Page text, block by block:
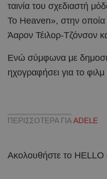
ταινία του σχεδιαστή
To Heaven», στην οποία
Άαρον Τέιλορ-Τζόνσον
Eνώ σύμφωνα με
ηχογραφήσει για το φιλμ
ΠΕΡΙΣΣΟΤΕΡΑ ΓΙΑ ADELE
Ακολουθήστε το HELLO